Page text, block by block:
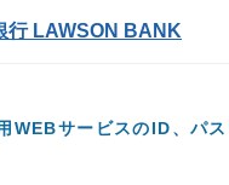
WEBサービスのID、パ